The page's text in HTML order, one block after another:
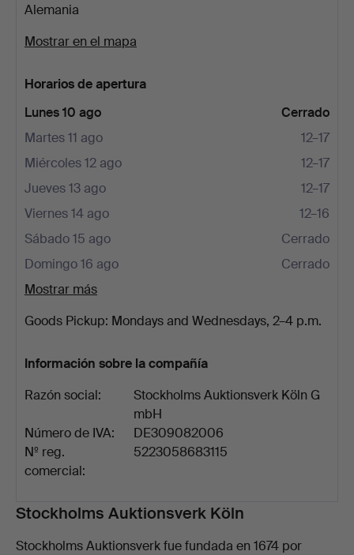
Alemania
Mostrar en el mapa
Horarios de apertura
Lunes 10 ago
Cerrado
Martes 11 ago
12–17
Miércoles 12 ago
12–17
Jueves 13 ago
12–17
Viernes 14 ago
12–16
Sábado 15 ago
Cerrado
Domingo 16 ago
Cerrado
Mostrar más
Goods Pickup: Mondays and Wednesdays, 2–4 p.m.
Información sobre la compañía
Razón social:
Stockholms Auktionsverk Köln G
mbH
Número de IVA:
DE309082006
Nº reg.
comercial:
5223058683115
Descripción
Stockholms Auktionsverk Köln
Stockholms Auktionsverk fue fundada en 1674 por